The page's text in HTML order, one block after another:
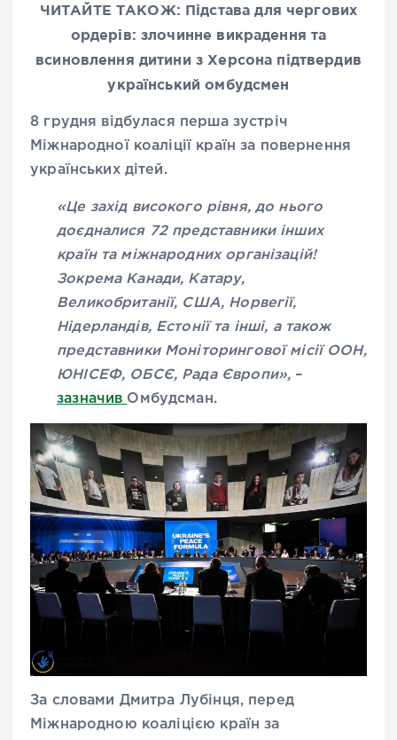
ЧИТАЙТЕ ТАКОЖ: Підстава для чергових
ордерів: злочинне викрадення та
всиновлення дитини з Херсона підтвердив
український омбудсмен
8 грудня відбулася перша зустріч
Міжнародної коаліції країн за повернення
українських дітей.
«Це захід високого рівня, до нього
доєдналися 72 представники інших
країн та міжнародних організацій!
Зокрема Канади, Катару,
Великобританії, США, Норвегії,
Нідерландів, Естонії та інші, а також
представники Моніторингової місії ООН,
ЮНІСЕФ, ОБСЄ, Рада Європи», –
зазначив Омбудсман.
За словами Дмитра Лубінця, перед
Міжнародною коаліцією країн за